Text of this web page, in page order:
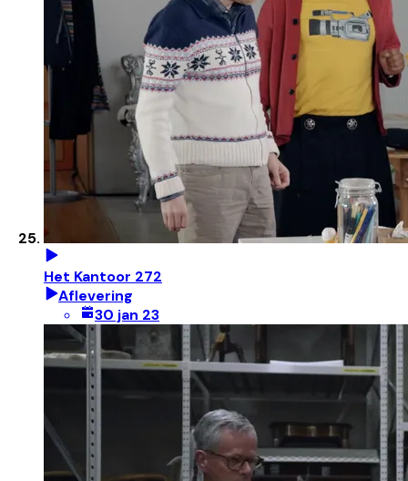
Het Kantoor 272
Aflevering
30 jan 23